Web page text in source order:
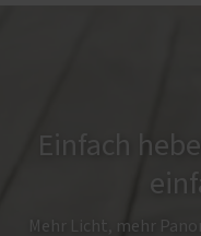
Einfach
Mehr Licht, mehr